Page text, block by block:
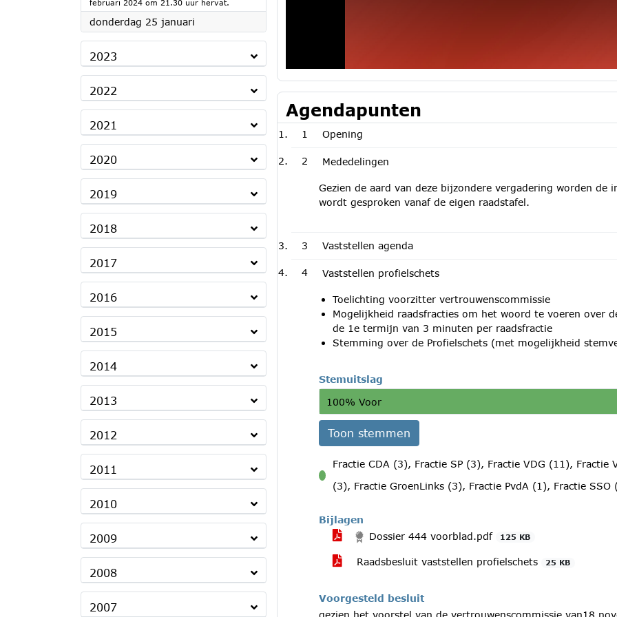
februari 2024 om 21.30 uur hervat.
donderdag 25 januari
2023
2022
2021
2020
2019
2018
2017
2016
2015
2014
2013
2012
2011
2010
2009
2008
2007
Agendapunten
1 Opening
2 Mededelingen
Gezien de aard van deze bijzondere vergadering worden
wordt gesproken vanaf de eigen raadstafel.
3 Vaststellen agenda
4 Vaststellen profielschets
Toelichting voorzitter vertrouwenscommissie
Mogelijkheid raadsfracties om het woord te voeren over
de 1e termijn van 3 minuten per raadsfractie
Stemming over de Profielschets (met mogelijkheid
Stemuitslag
100% Voor
Toon stemmen
voor
Fractie CDA (3), Fractie SP (3), Fractie VDG (11), Fractie
(3), Fractie GroenLinks (3), Fractie PvdA (1), Fractie SSO
Bijlagen
Dossier 444 voorblad.pdf
125 KB
Raadsbesluit vaststellen profielschets 25 KB
Voorgesteld besluit